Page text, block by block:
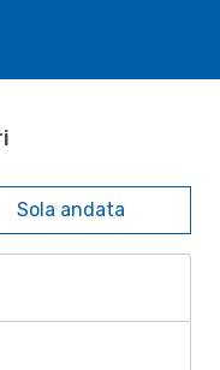
Sola andata